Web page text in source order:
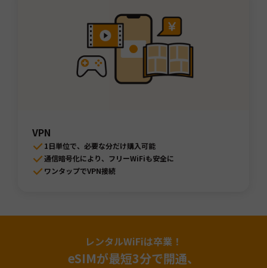
VPN
1日単位で、必要な分だけ購入可能
通信暗号化により、フリーWiFiも安全に
ワンタップでVPN接続
レンタルWiFiは卒業！
eSIMが最短3分で開通、